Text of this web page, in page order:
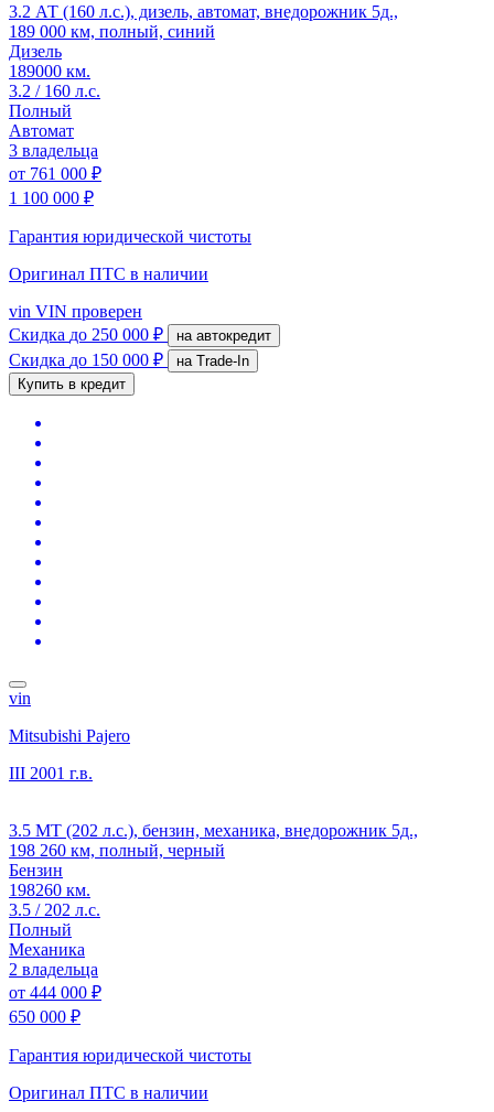
3.2 АТ (160 л.с.), дизель, автомат, внедорожник 5д.,
189 000 км, полный, синий
Дизель
189000 км.
3.2 / 160 л.с.
Полный
Автомат
3 владельца
от 761 000 ₽
1 100 000 ₽
Гарантия юридической чистоты
Оригинал ПТС в наличии
vin VIN проверен
Скидка до 250 000 ₽ на автокредит
Скидка до 150 000 ₽
на Trade-In
Купить в кредит
vin
Mitsubishi Pajero
III 2001 г.в.
3.5 MT (202 л.с.), бензин, механика, внедорожник 5д.,
198 260 км, полный, черный
Бензин
198260 км.
3.5 / 202 л.с.
Полный
Механика
2 владельца
от 444 000 ₽
650 000 ₽
Гарантия юридической чистоты
Оригинал ПТС в наличии